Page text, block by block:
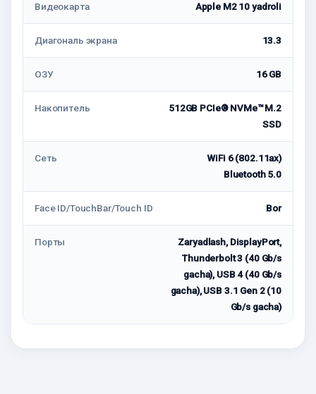
Видеокарта Apple M2 10 yadroli
Диагональ экрана 13.3
ОЗУ 16 GB
Накопитель
512GB PCIe® NVMe™ M.2
SSD
Сеть
WiFi 6 (802.11ax)
Bluetooth 5.0
Face ID/TouchBar/Touch ID Bor
Порты
Zaryadlash, DisplayPort,
Thunderbolt 3 (40 Gb/s
gacha), USB 4 (40 Gb/s
gacha), USB 3.1 Gen 2 (10
Gb/s gacha)